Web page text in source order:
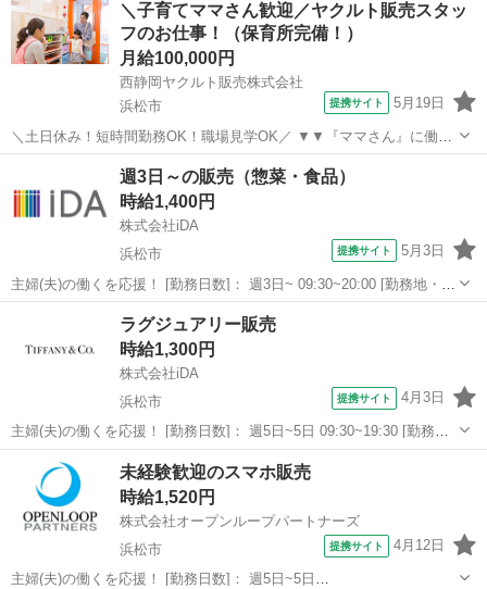
トしております！』 ◎無料で使える保育所あり（お子さんを預けなが
ら勤務可能♪） ◎未経験OK（...
＼子育てママさん歓迎／ヤクルト販売スタッ
フのお仕事！（保育所完備！）
月給100,000円
西静岡ヤクルト販売株式会社
浜松市
提携サイト 5月19日
＼土日休み！短時間勤務OK！職場見学OK／ ▼▼『ママさん』に働き
やすい就業環境をご用意▼▼ 『子育て・育児との両立を一番にサポ—
トしております！』 ◎無料で使える保育所あり（お子さんを預けなが
ら勤務可能♪） ◎未経験OK（...
浜松市 その他
週3日～の販売（惣菜・食品）
時給1,400円
株式会社iDA
浜松市
提携サイト 5月3日
主婦(夫)の働くを応援！ [勤務日数]： 週3日~ 09:30~20:00 [勤務地・最
寄駅]： 静岡県浜松市中央区 【派遣元】株式会社iDA 浜松駅徒歩2分
[職種名]：販売（惣菜・食品） [求人概要]： 週3～...
その他
ラグジュアリー販売
時給1,300円
株式会社iDA
浜松市
提携サイト 4月3日
主婦(夫)の働くを応援！ [勤務日数]： 週5日~5日 09:30~19:30 [勤務
地・最寄駅]： 静岡県浜松市中央区 ティファニー・アンド・カンパニ
その他
未経験歓迎のスマホ販売
時給1,520円
株式会社オープンループパートナーズ
浜松市
提携サイト 4月12日
主婦(夫)の働くを応援！ [勤務日数]： 週5日~5日